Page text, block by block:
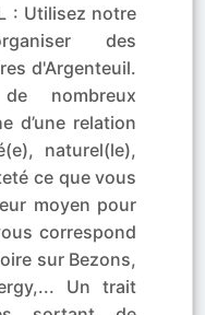
: Utilisez notre
des
d'Argenteuil.
nombreux
d’une relation
naturel(le),
ce que vous
moyen pour
correspond
sur Bezons,
Un trait